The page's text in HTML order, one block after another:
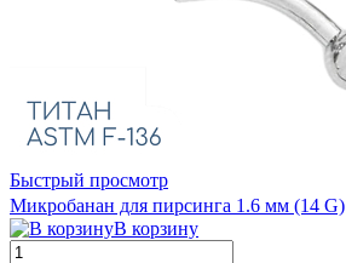
Быстрый просмотр
Микробанан для пирсинга 1.6 мм (14 G)
В корзину